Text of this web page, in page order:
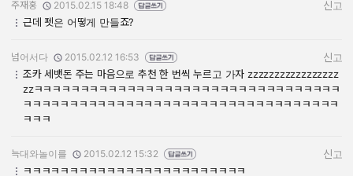
작성자:
주재홍
작성일:
2015.02.15 18:48
신고
근데 펫은 어떻게 만들죠?
작성자:
넘어서다
작성일:
2015.02.12 16:53
신고
조카 세뱃돈 주는 마음으로 추천 한 번씩 누르고 가자 zzzzzzzzzzzzzzzzz
zzㅋㅋㅋㅋㅋㅋㅋㅋㅋㅋㅋㅋㅋㅋㅋㅋㅋㅋㅋㅋㅋㅋㅋㅋㅋㅋㅋㅋㅋㅋㅋㅋㅋ
ㅋㅋㅋㅋㅋㅋㅋㅋㅋㅋㅋㅋㅋㅋㅋㅋㅋㅋㅋㅋㅋㅋㅋㅋㅋㅋㅋㅋㅋㅋㅋㅋㅋㅋ
ㅋㅋㅋ
작성자:
늑대와놀이를
작성일:
2015.02.12 15:32
신고
ㅋㅋㅋㅋㅋㅋㅋㅋㅋㅋㅋㅋㅋㅋㅋㅋㅋㅋㅋㅋㅋㅋㅋㅋ